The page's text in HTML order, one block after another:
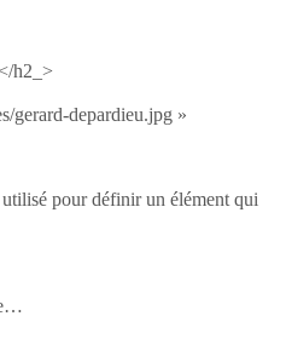
h2_>
gerard-depardieu.jpg »
utilisé pour définir un élément qui